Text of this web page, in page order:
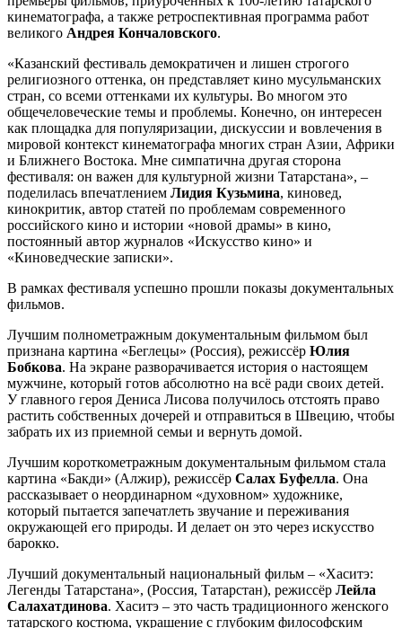
кинематографа, а также ретроспективная программа работ
великого Андрея Кончаловского.
«Казанский фестиваль демократичен и лишен строгого
религиозного оттенка, он представляет кино мусульманских
стран, со всеми оттенками их культуры. Во многом это
общечеловеческие темы и проблемы. Конечно, он интересен
как площадка для популяризации, дискуссии и вовлечения в
мировой контекст кинематографа многих стран Азии, Африки
и Ближнего Востока. Мне симпатична другая сторона
фестиваля: он важен для культурной жизни Татарстана», –
поделилась впечатлением Лидия Кузьмина, киновед,
кинокритик, автор статей по проблемам современного
российского кино и истории «новой драмы» в кино,
постоянный автор журналов «Искусство кино» и
«Киноведческие записки».
В рамках фестиваля успешно прошли показы документальных
фильмов.
Лучшим полнометражным документальным фильмом был
признана картина «Беглецы» (Россия), режиссёр Юлия
Бобкова. На экране разворачивается история о настоящем
мужчине, который готов абсолютно на всё ради своих детей.
У главного героя Дениса Лисова получилось отстоять право
растить собственных дочерей и отправиться в Швецию, чтобы
забрать их из приемной семьи и вернуть домой.
Лучшим короткометражным документальным фильмом стала
картина «Бакди» (Алжир), режиссёр Салах Буфелла. Она
рассказывает о неординарном «духовном» художнике,
который пытается запечатлеть звучание и переживания
окружающей его природы. И делает он это через искусство
барокко.
Лучший документальный национальный фильм – «Хаситэ:
Легенды Татарстана», (Россия, Татарстан), режиссёр Лейла
Салахатдинова. Хаситэ – это часть традиционного женского
татарского костюма, украшение с глубоким философским